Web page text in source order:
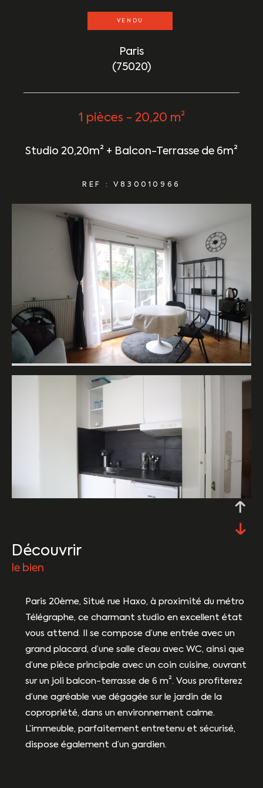
VENDU
Paris
(75020)
1 pièces - 20,20 m²
Studio 20,20m² + Balcon-Terrasse de 6m²
REF : V830010966
découvrir
le bien
Paris 20ème, Situé rue Haxo, à proximité du métro
Télégraphe, ce charmant studio en excellent état
vous attend. Il se compose d’une entrée avec un
grand placard, d’une salle d’eau avec WC, ainsi que
d’une pièce principale avec un coin cuisine, ouvrant
sur un joli balcon-terrasse de 6 m². Vous profiterez
d’une agréable vue dégagée sur le jardin de la
copropriété, dans un environnement calme.
L’immeuble, parfaitement entretenu et sécurisé,
dispose également d’un gardien.